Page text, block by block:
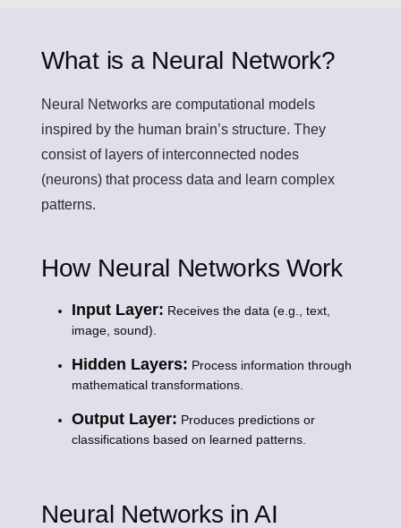
What is a Neural Network?
Neural Networks are computational models
inspired by the human brain’s structure. They
consist of layers of interconnected nodes
(neurons) that process data and learn complex
patterns.
How Neural Networks Work
Input Layer: Receives the data (e.g., text,
image, sound).
Hidden Layers: Process information through
mathematical transformations.
Output Layer: Produces predictions or
classifications based on learned patterns.
Neural Networks in AI